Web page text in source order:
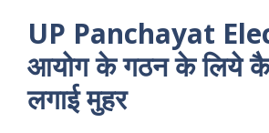
UP Panchayat
आयोग के गठन के लिये
लगाई मुहर